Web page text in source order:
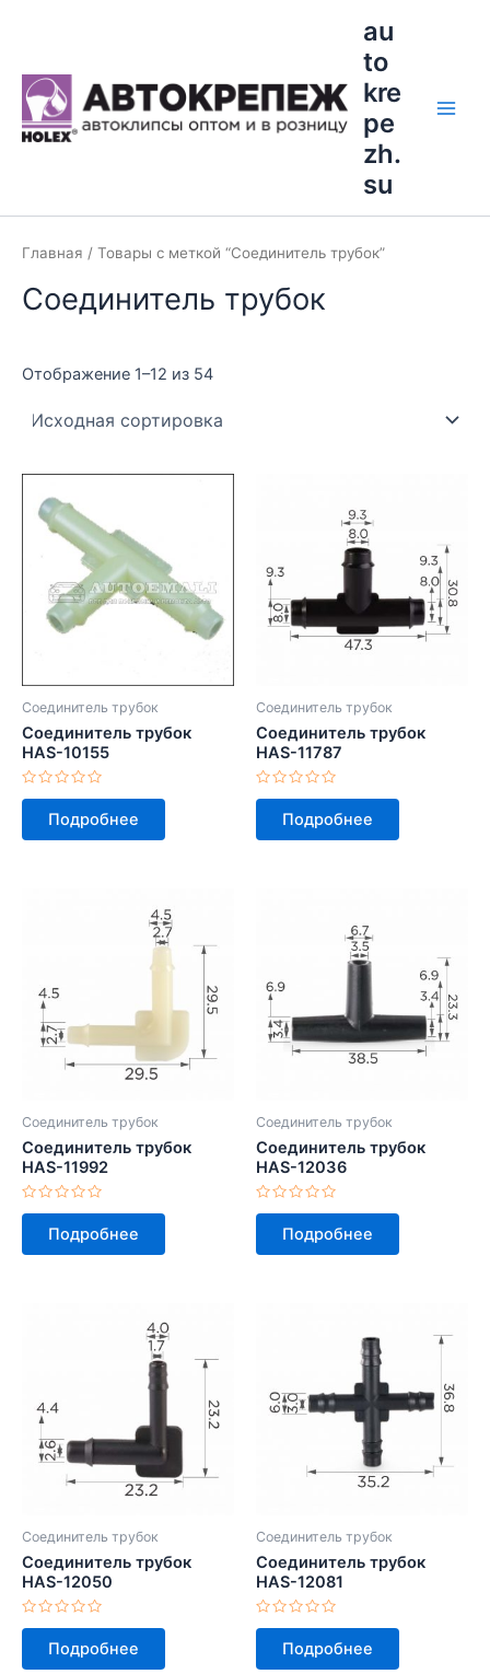
au
to
kre
pe
zh.
su
Главная / Товары с меткой “Соединитель трубок”
Соединитель трубок
Отображение 1–12 из 54
Соединитель трубок
Соединитель трубок
HAS-10155
Оценка
5
Подробнее
Соединитель трубок
Соединитель трубок
HAS-11787
Оценка
5
Подробнее
Соединитель трубок
Соединитель трубок
HAS-11992
Оценка
5
Подробнее
Соединитель трубок
Соединитель трубок
HAS-12036
Оценка
5
Подробнее
Соединитель трубок
Соединитель трубок
HAS-12050
Оценка
5
Подробнее
Соединитель трубок
Соединитель трубок
HAS-12081
Оценка
5
Подробнее